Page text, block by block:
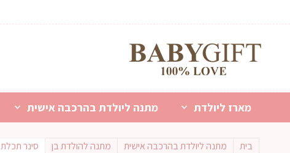
מארז ליולדת מתנה ליולדת בהרכבה אישית
בית מתנה ליולדת בהרכבה אישית מתנה להולדת בן סינר תכלת